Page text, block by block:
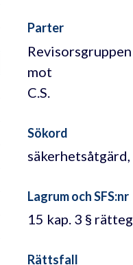
Parter
mot
C.S.
Sökord
Lagrum och SFS:nr
15 kap. 3 §
Rättsfall